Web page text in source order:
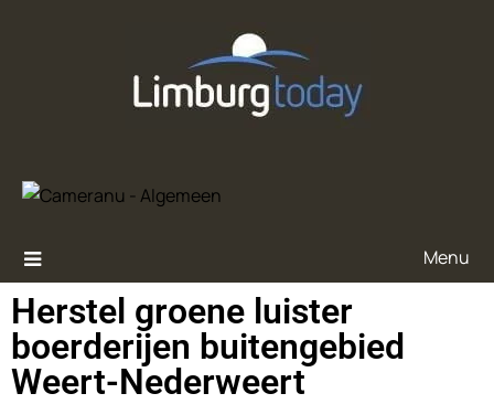
Menu
Herstel groene luister
boerderijen buitengebied
Weert-Nederweert